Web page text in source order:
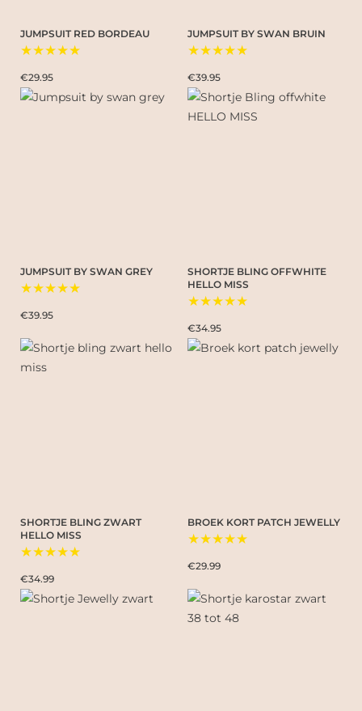
JUMPSUIT RED BORDEAU
★★★★★
€29.95
JUMPSUIT BY SWAN BRUIN
★★★★★
€39.95
JUMPSUIT BY SWAN GREY
★★★★★
€39.95
SHORTJE BLING OFFWHITE
HELLO MISS
★★★★★
€34.95
SHORTJE BLING ZWART
HELLO MISS
★★★★★
€34.99
BROEK KORT PATCH JEWELLY
★★★★★
€29.99